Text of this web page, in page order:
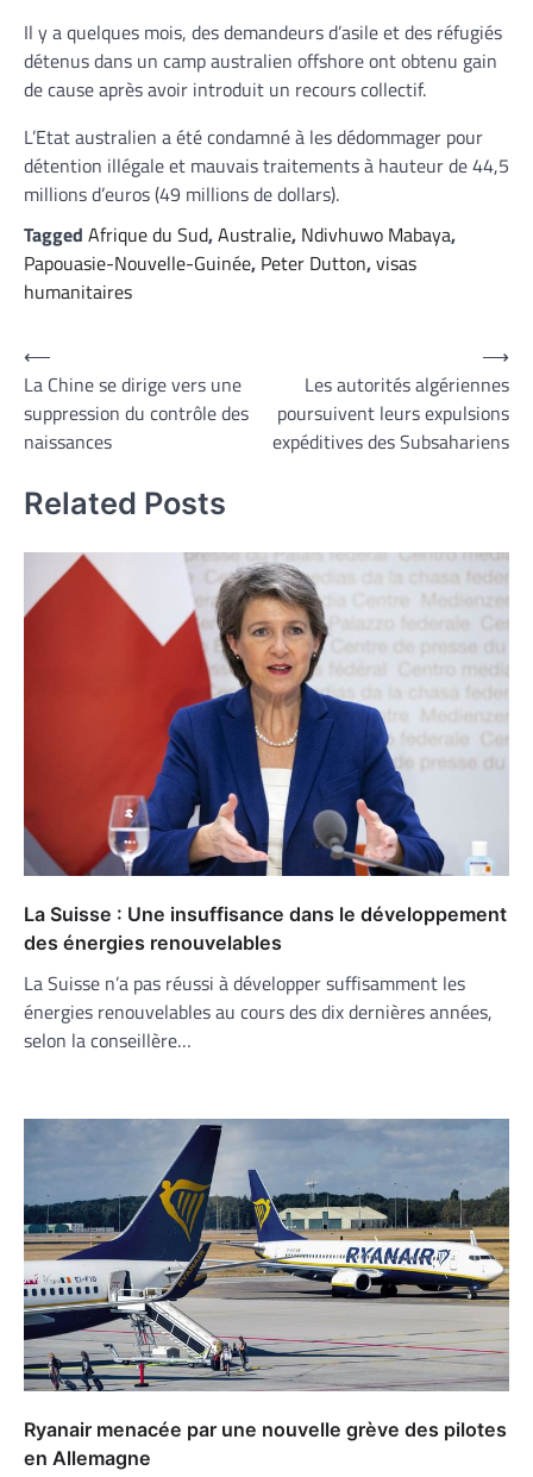
Il y a quelques mois, des demandeurs d’asile et des réfugiés
détenus dans un camp australien offshore ont obtenu gain
de cause après avoir introduit un recours collectif.
L’Etat australien a été condamné à les dédommager pour
détention illégale et mauvais traitements à hauteur de 44,5
millions d’euros (49 millions de dollars).
Tagged Afrique du Sud,Australie, Ndivhuwo Mabaya,
Papouasie-Nouvelle-Guinée, Peter Dutton,visas
humanitaires
Navigation
de
l’article
⟵
La Chine se dirige vers une
suppression du contrôle des
naissances
Les autorités algériennes
poursuivent leurs expulsions
expéditives des Subsahariens
⟶
Related Posts
La Suisse : Une insuffisance dans le développement
des énergies renouvelables
La Suisse n’a pas réussi à développer suffisamment les
énergies renouvelables au cours des dix dernières années,
selon la conseillère…
Ryanair menacée par une nouvelle grève des pilotes
en Allemagne